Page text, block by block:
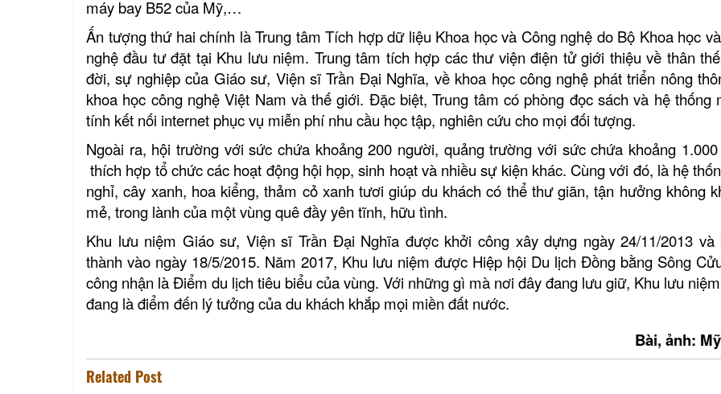
máy bay B52 của Mỹ,…
Ấn tượng thứ hai chính làTrung tâm Tích hợp dữ liệu Khoa học và Công nghệ do Bộ Khoa học
nghệ đầu tư đặt tại Khu lưu niệm. Trung tâm tích hợp các thư viện điện tử giới thiệu về thân
đời, sự nghiệp của Giáo sư, Viện sĩ Trần Đại Nghĩa, về khoa học công nghệ phát triển nông
khoa học công nghệ Việt Nam và thế giới. Đặc biệt, Trung tâm có phòng đọc sách và hệ thống
tính kết nối internet phục vụ miễn phí nhu cầu học tập, nghiên cứu cho mọi đối tượng.
Ngoài ra, hội trường với sức chứa khoảng 200 người, quảng trường với sức chứa khoảng
thích hợp tổ chức các hoạt động hội họp, sinh hoạt và nhiều sự kiện khác. Cùng với đó, là hệ
nghỉ, cây xanh, hoa kiểng, thảm cỏ xanh tươi giúp du khách có thể thư giãn, tận hưởng không
mẻ, trong lành của một vùng quê đầy yên tĩnh, hữu tình.
Khu lưu niệm Giáo sư, Viện sĩ Trần Đại Nghĩa được khởi công xây dựng ngày 24/11/2013 và
thành vào ngày 18/5/2015. Năm 2017, Khu lưu niệm đượcHiệp hội Du lịch Đồng bằng Sông
công nhận là Điểm du lịch tiêu biểu của vùng. Với những gì mà nơi đây đang lưu giữ, Khu lưu
đang là điểm đến lý tưởng của du khách khắp mọi miền đất nước.
Bài, ảnh:
Related Post